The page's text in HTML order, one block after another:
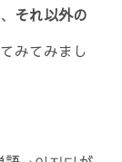
それ以外の
みてみまし